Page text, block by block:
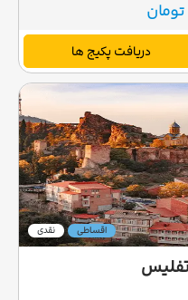
دریافت پکیج ها
نقدی اقساطی